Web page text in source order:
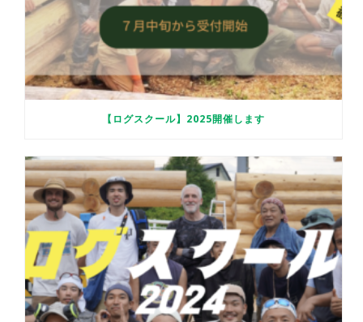
【ログスクール】2025開催します